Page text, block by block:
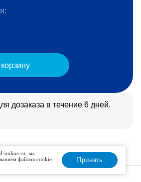
Интерпретация
дозаказа в течение 6 дней.
online.ru, вы
файлов cookie.
Принять